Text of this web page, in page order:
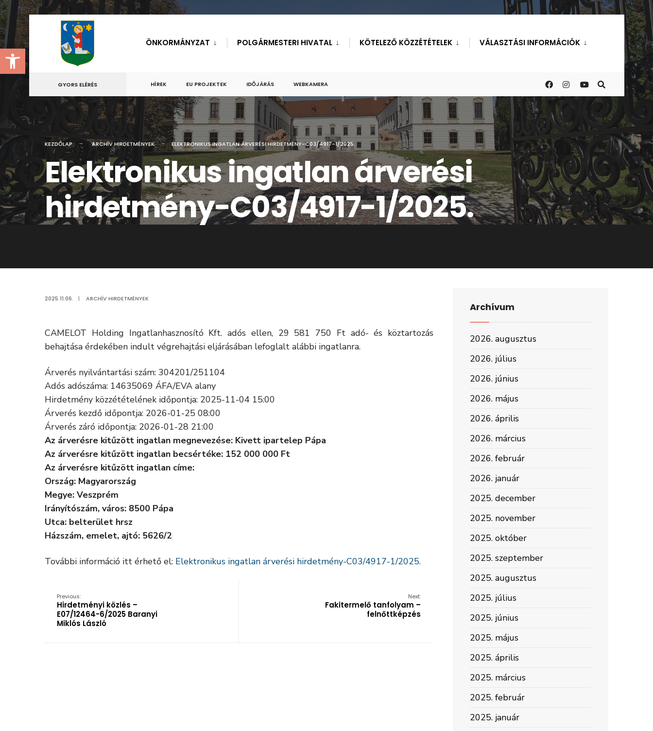
Eszköztár megnyitása
content
ÖNKORMÁNYZAT POLGÁRMESTERI HIVATAL KÖTELEZŐ KÖZZÉTÉTELEK VÁLASZTÁSI INFORMÁCIÓK
GYORS ELÉRÉS HÍREK EU PROJEKTEK IDŐJÁRÁS WEBKAMERA
KEZDŐLAP ARCHÍV HIRDETMÉNYEK ELEKTRONIKUS INGATLAN ÁRVERÉSI HIRDETMÉNY-C03/4917-1/2025.
Elektronikus ingatlan árverési
hirdetmény-C03/4917-1/2025.
2025.11.06. | ARCHÍV HIRDETMÉNYEK
CAMELOT Holding Ingatlanhasznosító Kft. adós ellen, 29 581 750 Ft adó- és köztartozás
behajtása érdekében indult végrehajtási eljárásában lefoglalt alábbi ingatlanra.
Árverés nyilvántartási szám: 304201/251104
Adós adószáma: 14635069 ÁFA/EVA alany
Hirdetmény közzétételének időpontja: 2025-11-04 15:00
Árverés kezdő időpontja: 2026-01-25 08:00
Árverés záró időpontja: 2026-01-28 21:00
Az árverésre kitűzött ingatlan megnevezése: Kivett ipartelep Pápa
Az árverésre kitűzött ingatlan becsértéke: 152 000 000 Ft
Az árverésre kitűzött ingatlan címe:
Ország: Magyarország
Megye: Veszprém
Irányítószám, város: 8500 Pápa
Utca: belterület hrsz
Házszám, emelet, ajtó: 5626/2
További információ itt érhető el: Elektronikus ingatlan árverési hirdetmény-C03/4917-1/2025.
Previous:
Hirdetményi közlés –
E07/12464-6/2025 Baranyi
Miklós László
Next:
Fakitermelő tanfolyam –
felnőttképzés
Archívum
2026. augusztus
2026. július
2026. június
2026. május
2026. április
2026. március
2026. február
2026. január
2025. december
2025. november
2025. október
2025. szeptember
2025. augusztus
2025. július
2025. június
2025. május
2025. április
2025. március
2025. február
2025. január